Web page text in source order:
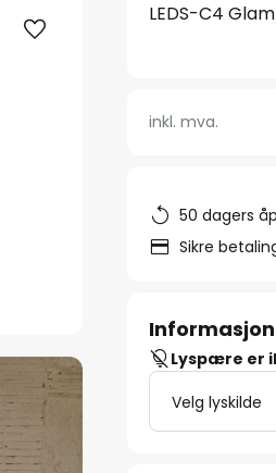
LEDS-C4
inkl. mva.
50 dagers
Sikre
Lyspære er
Velg lyskilde